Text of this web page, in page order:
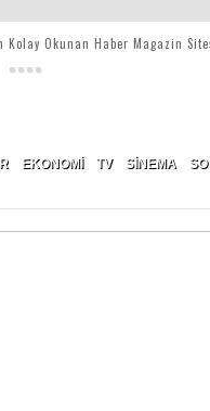
Kolay Okunan Haber Magazin
EKONOMİ TV SİNEMA